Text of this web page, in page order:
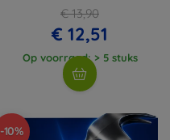
€ 13,90
€ 12,51
Op voorraad: > 5 stuks
-10%